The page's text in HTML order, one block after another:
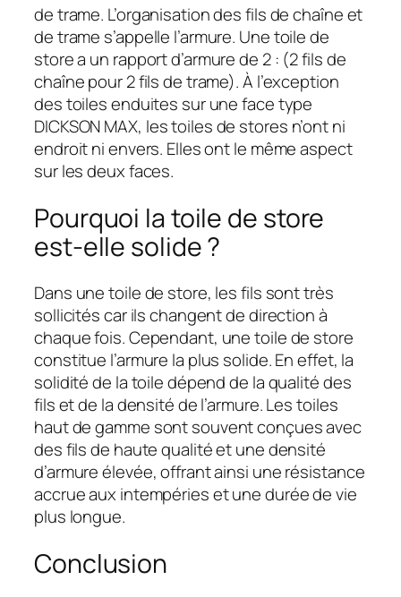
de trame. L’organisation des fils de chaîne et
de trame s’appelle l’armure. Une toile de
store a un rapport d’armure de 2 : (2 fils de
chaîne pour 2 fils de trame). À l’exception
des toiles enduites sur une face type
DICKSON MAX, les toiles de stores n’ont ni
endroit ni envers. Elles ont le même aspect
sur les deux faces.
Pourquoi la toile de store
est-elle solide ?
Dans une toile de store, les fils sont très
sollicités car ils changent de direction à
chaque fois. Cependant, une toile de store
constitue l’armure la plus solide. En effet, la
solidité de la toile dépend de la qualité des
fils et de la densité de l’armure. Les toiles
haut de gamme sont souvent conçues avec
des fils de haute qualité et une densité
d’armure élevée, offrant ainsi une résistance
accrue aux intempéries et une durée de vie
plus longue.
Conclusion